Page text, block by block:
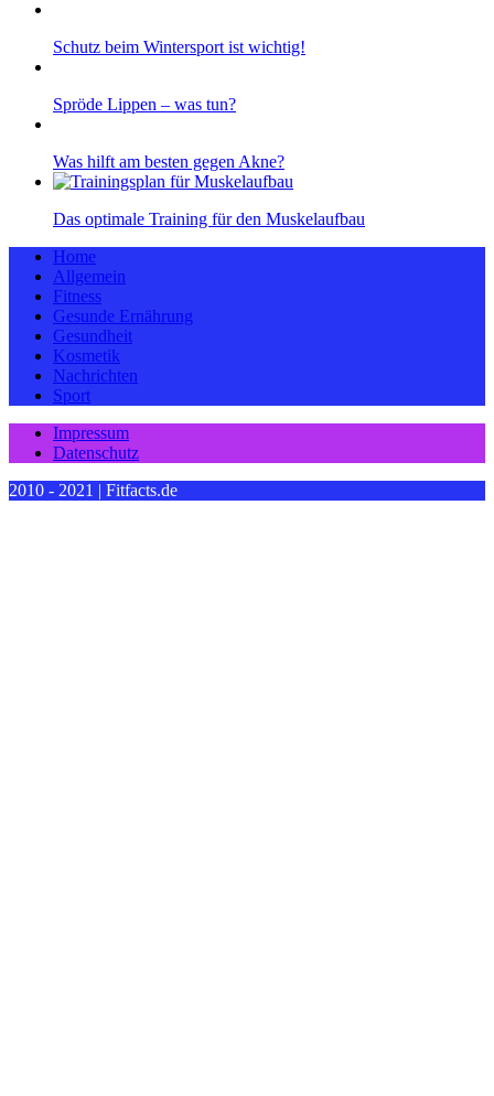
Schutz beim Wintersport ist wichtig!
Spröde Lippen – was tun?
Was hilft am besten gegen Akne?
Das optimale Training für den Muskelaufbau
Home
Allgemein
Fitness
Gesunde Ernährung
Gesundheit
Kosmetik
Nachrichten
Sport
Impressum
Datenschutz
2010 - 2021 | Fitfacts.de